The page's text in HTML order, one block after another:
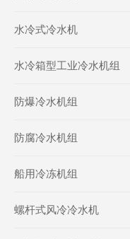
水冷式冷水机
水冷箱型工业冷水机组
防爆冷水机组
防腐冷水机组
船用冷冻机组
螺杆式风冷冷水机